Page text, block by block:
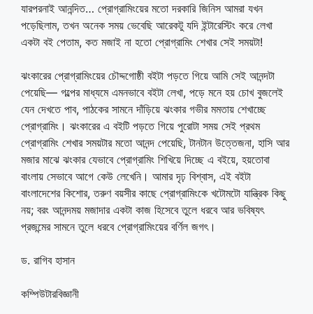
যারপরনাই আনন্দিত… প্রোগ্রামিংয়ের মতো দরকারি জিনিস আমরা যখন
পড়েছিলাম, তখন অনেক সময় ভেবেছি আরেকটু যদি ইন্টারেস্টিং করে লেখা
একটা বই পেতাম, কত মজাই না হতো প্রোগ্রামিং শেখার সেই সময়টা!
ঝংকারের প্রোগ্রামিংয়ের চৌদ্দগোষ্ঠী বইটা পড়তে গিয়ে আমি সেই আনন্দটা
পেয়েছি— গল্পের মাধ্যমে এমনভাবে বইটা লেখা, পড়ে মনে হয় চোখ বুজলেই
যেন দেখতে পাব, পাঠকের সামনে দাঁড়িয়ে ঝংকার গভীর মমতায় শেখাচ্ছে
প্রোগ্রামিং। ঝংকারের এ বইটি পড়তে গিয়ে পুরোটা সময় সেই প্রথম
প্রোগ্রামিং শেখার সময়টার মতো আনন্দ পেয়েছি, টানটান উত্তেজনা, হাসি আর
মজার মাঝে ঝংকার যেভাবে প্রোগ্রামিং শিখিয়ে দিচ্ছে এ বইয়ে, হয়তোবা
বাংলায় সেভাবে আগে কেউ লেখেনি। আমার দৃঢ় বিশ্বাস, এই বইটা
বাংলাদেশের কিশোর, তরুণ বয়সীর কাছে প্রোগ্রামিংকে খটোমটো যান্ত্রিক কিছু
নয়; বরং আনন্দময় মজাদার একটা কাজ হিসেবে তুলে ধরবে আর ভবিষ্যৎ
প্রজন্মের সামনে তুলে ধরবে প্রোগ্রামিংয়ের বর্ণিল জগৎ।
ড. রাগিব হাসান
কম্পিউটারবিজ্ঞানী